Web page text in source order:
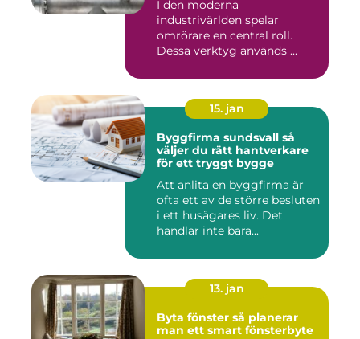
I den moderna
industrivärlden spelar
omrörare en central roll.
Dessa verktyg används ...
15. jan
Byggfirma sundsvall så
väljer du rätt hantverkare
för ett tryggt bygge
Att anlita en byggfirma är
ofta ett av de större besluten
i ett husägares liv. Det
handlar inte bara...
13. jan
Byta fönster så planerar
man ett smart fönsterbyte